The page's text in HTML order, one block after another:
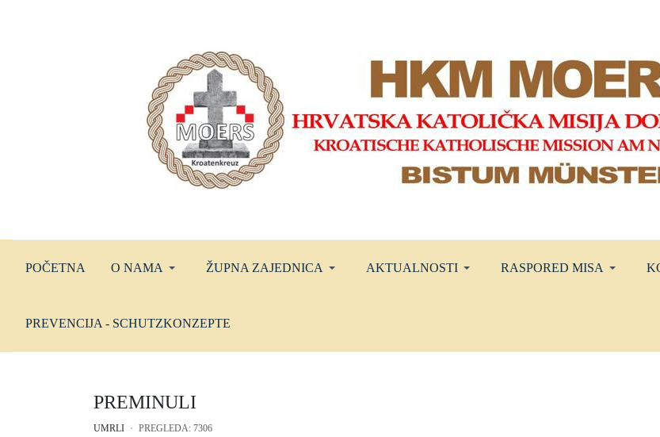
POČETNA O NAMA ŽUPNA ZAJEDNICA AKTUALNOSTI RASPORED MISA
PREVENCIJA - SCHUTZKONZEPTE
PREMINULI
UMRLI PREGLEDA: 7306